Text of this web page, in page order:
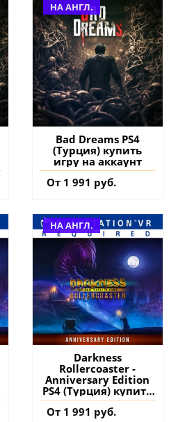
НА АНГЛ.
Bad Dreams PS4
(Турция) купить
игру на аккаунт
От 1 991 руб.
НА АНГЛ.
Darkness
Rollercoaster -
Anniversary Edition
PS4 (Турция) купить
игру на аккаунт
От 1 991 руб.